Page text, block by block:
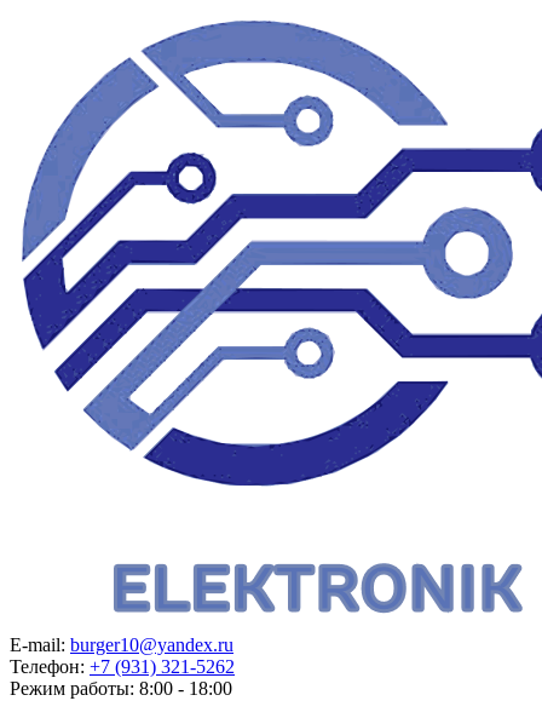
E-mail: burger10@yandex.ru
Телефон: +7 (931) 321-5262
Режим работы: 8:00 - 18:00